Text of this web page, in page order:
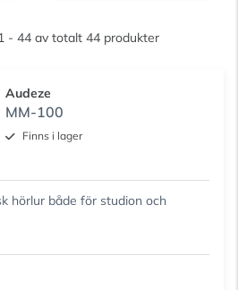
- 44 av totalt 44 produkter
Audeze
MM-100
Finns i lager
hörlur både för studion och